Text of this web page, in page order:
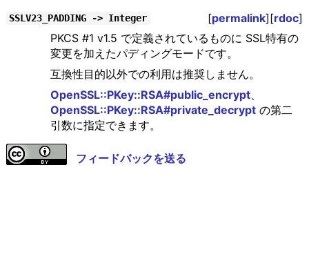
SSLV23_PADDING -> Integer [permalink][rdoc]
PKCS #1 v1.5 で定義されているものに SSL特有の
変更を加えたパディングモードです。
互換性目的以外での利用は推奨しません。
OpenSSL::PKey::RSA#public_encrypt、
OpenSSL::PKey::RSA#private_decryptの第二
引数に指定できます。
フィードバックを送る